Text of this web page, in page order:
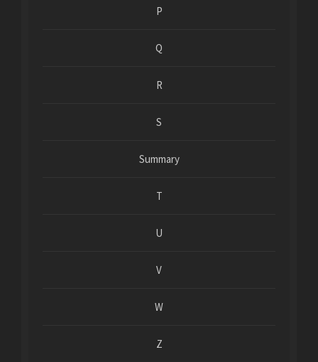
P
Q
R
S
Summary
T
U
V
W
Z